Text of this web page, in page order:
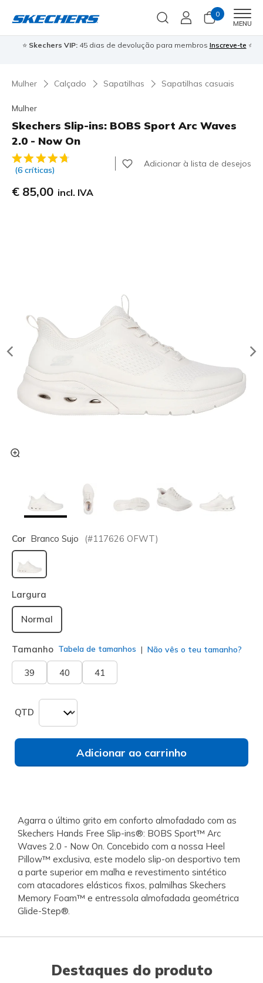
0
MENU
Skechers VIP:45 dias de devolução para membrosInscreve-te⭐
Mulher Calçado Sapatilhas Sapatilhas casuais
Mulher
Skechers Slip-ins: BOBS Sport Arc Waves
2.0 - Now On
3$7 de 5 – Classificação do cliente
(6 críticas)
Adicionar à lista de desejos
€ 85,00 incl. IVA
Cor Branco Sujo (#117626 OFWT)
selecionado
Largura
Normal
Tamanho Tabela de tamanhos Não vês o teu tamanho?
39 40 41
QTD
Adicionar ao carrinho
Agarra o último grito em conforto almofadado com as
Skechers Hands Free Slip-ins®: BOBS Sport™ Arc
Waves 2.0 - Now On. Concebido com a nossa Heel
Pillow™ exclusiva, este modelo slip-on desportivo tem
a parte superior em malha e revestimento sintético
com atacadores elásticos fixos, palmilhas Skechers
Memory Foam™ e entressola almofadada geométrica
Glide-Step®.
Destaques do produto